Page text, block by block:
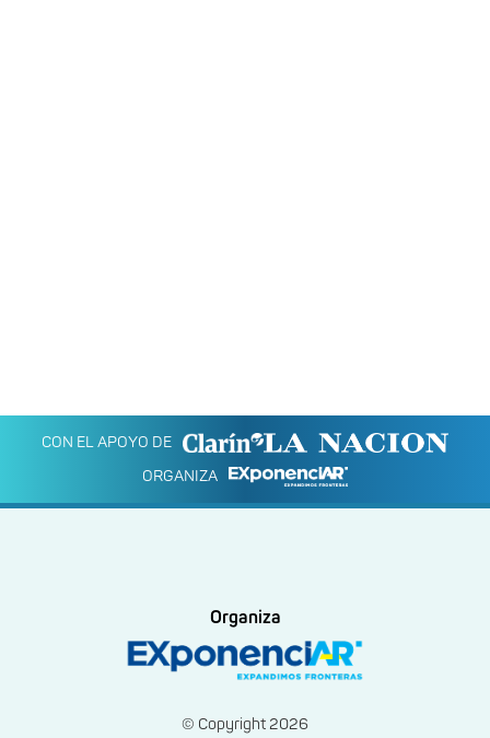
CON EL APOYO DE
ORGANIZA
Organiza
© Copyright 2026